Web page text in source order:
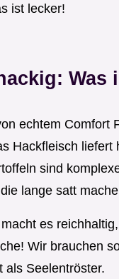
ist lecker!
Was
echtem Comfort
Hackfleisch liefert
sind
lange satt
es
Wir brauchen
als Seelentröster.